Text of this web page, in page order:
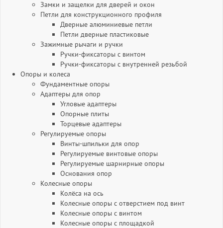
Замки и защелки для дверей и окон
Петли для конструкционного профиля
Дверные алюминиевые петли
Петли дверные пластиковые
Зажимные рычаги и ручки
Ручки-фиксаторы c винтом
Ручки-фиксаторы c внутренней резьбой
Опоры и колеса
Фундаментные опоры
Адаптеры для опор
Угловые адаптеры
Опорные плиты
Торцевые адаптеры
Регулируемые опоры
Винты-шпильки для опор
Регулируемые винтовые опоры
Регулируемые шарнирные опоры
Основания опор
Колесные опоры
Колёса на ось
Колесные опоры с отверстием под винт
Колесные опоры с винтом
Колесные опоры с площадкой